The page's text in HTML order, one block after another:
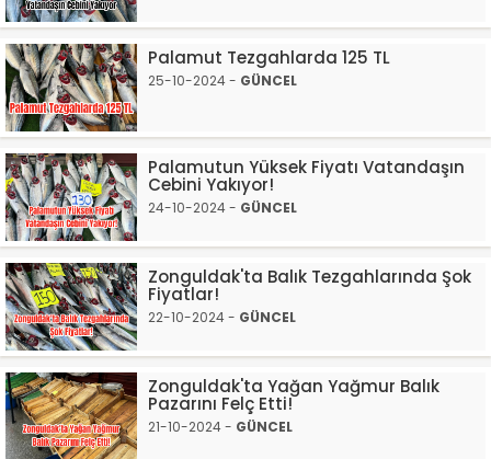
Palamut Tezgahlarda 125 TL
25-10-2024 - GÜNCEL
Palamutun Yüksek Fiyatı Vatandaşın
Cebini Yakıyor!
24-10-2024 - GÜNCEL
Zonguldak'ta Balık Tezgahlarında Şok
Fiyatlar!
22-10-2024 - GÜNCEL
Zonguldak'ta Yağan Yağmur Balık
Pazarını Felç Etti!
21-10-2024 - GÜNCEL